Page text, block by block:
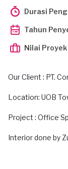
Durasi
Tahun
Nilai Proyek
Our Client : PT.
Location: UOB
Project : Office
Interior done by